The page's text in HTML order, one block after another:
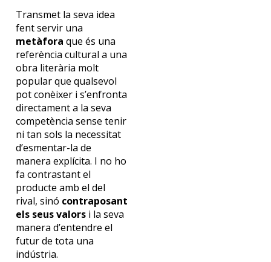
Transmet la seva idea
fent servir una
metàfora que és una
referència cultural a una
obra literària molt
popular que qualsevol
pot conèixer i s’enfronta
directament a la seva
competència sense tenir
ni tan sols la necessitat
d’esmentar-la de
manera explícita. I no ho
fa contrastant el
producte amb el del
rival, sinó contraposant
els seus valors i la seva
manera d’entendre el
futur de tota una
indústria.